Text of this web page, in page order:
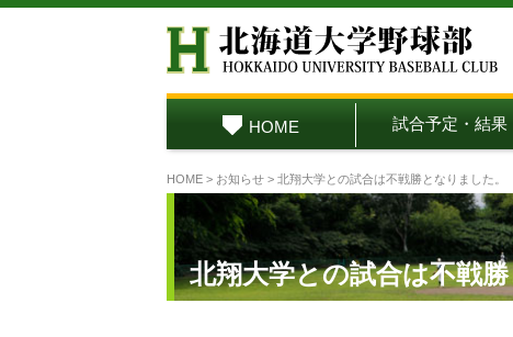
HOME 試合予定・結果
HOME > お知らせ > 北翔大学との試合は不戦勝となりました。
北翔大学との試合は不戦